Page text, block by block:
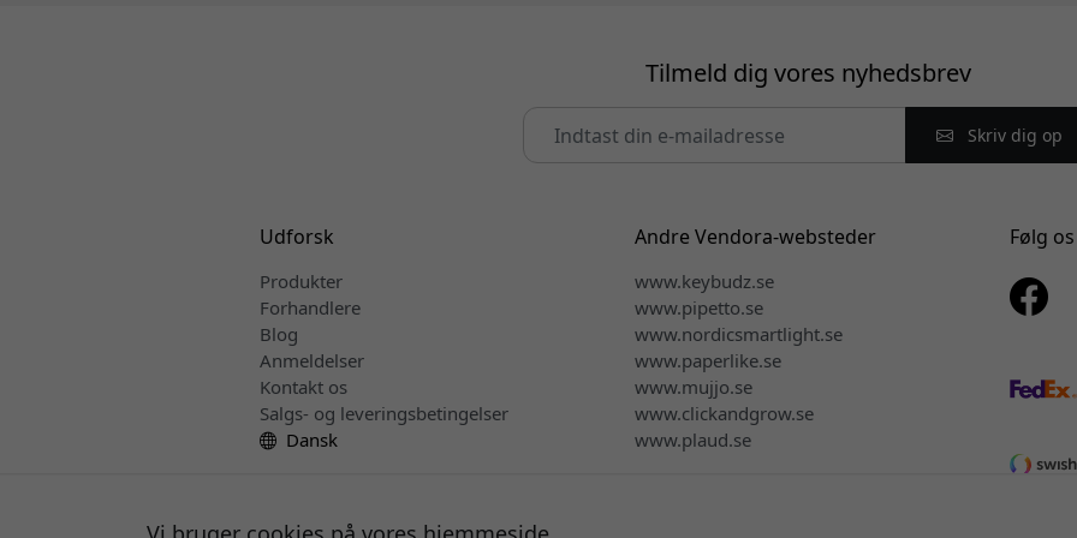
Tilmeld dig vores nyhedsbrev
Skriv dig op
Udforsk
Produkter
Forhandlere
Blog
Anmeldelser
Kontakt os
Salgs- og leveringsbetingelser
Dansk
Andre Vendora-websteder
www.keybudz.se
www.pipetto.se
www.nordicsmartlight.se
www.paperlike.se
www.mujjo.se
www.clickandgrow.se
www.plaud.se
Følg